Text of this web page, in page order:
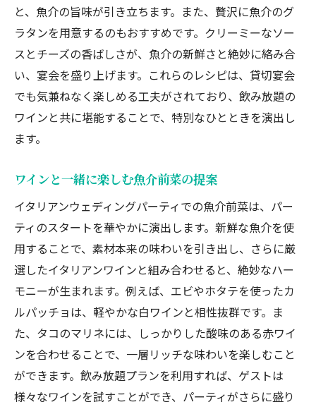
と、魚介の旨味が引き立ちます。また、贅沢に魚介のグ
ラタンを用意するのもおすすめです。クリーミーなソー
スとチーズの香ばしさが、魚介の新鮮さと絶妙に絡み合
い、宴会を盛り上げます。これらのレシピは、貸切宴会
でも気兼ねなく楽しめる工夫がされており、飲み放題の
ワインと共に堪能することで、特別なひとときを演出し
ます。
ワインと一緒に楽しむ魚介前菜の提案
イタリアンウェディングパーティでの魚介前菜は、パー
ティのスタートを華やかに演出します。新鮮な魚介を使
用することで、素材本来の味わいを引き出し、さらに厳
選したイタリアンワインと組み合わせると、絶妙なハー
モニーが生まれます。例えば、エビやホタテを使ったカ
ルパッチョは、軽やかな白ワインと相性抜群です。ま
た、タコのマリネには、しっかりした酸味のある赤ワイ
ンを合わせることで、一層リッチな味わいを楽しむこと
ができます。飲み放題プランを利用すれば、ゲストは
様々なワインを試すことができ、パーティがさらに盛り